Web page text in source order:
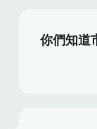
你們知道